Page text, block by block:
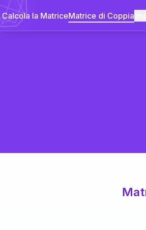
Calcola la MatriceMatrice di Coppia